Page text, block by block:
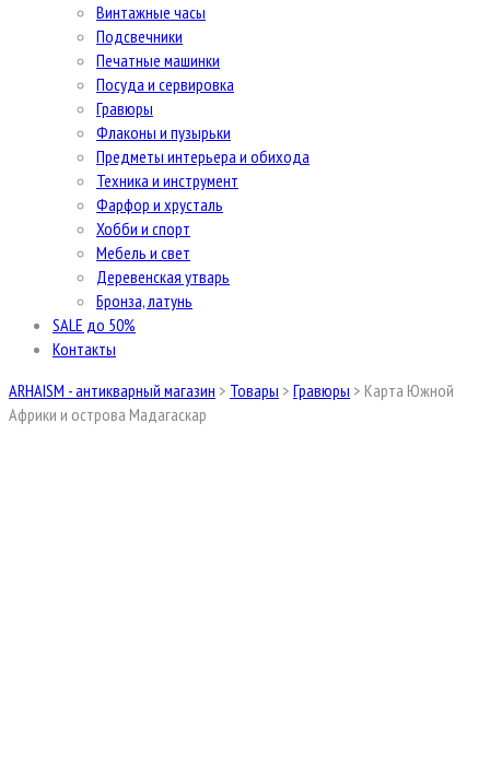
Винтажные часы
Подсвечники
Печатные машинки
Посуда и сервировка
Гравюры
Флаконы и пузырьки
Предметы интерьера и обихода
Техника и инструмент
Фарфор и хрусталь
Хобби и спорт
Мебель и свет
Деревенская утварь
Бронза, латунь
SALE до 50%
Контакты
ARHAISM - антикварный магазин > Товары > Гравюры > Карта Южной
Африки и острова Мадагаскар